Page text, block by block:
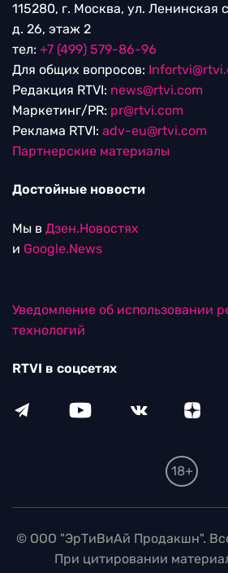
115280, г. Москва, ул. Ленинская
д. 26, этаж 2
тел: +7 (499) 579-86-96
Для общих вопросов:
Редакция RTVI: news@rtvi.com
Маркетинг/PR: pr@rtvi.com
Реклама RTVI: adv-eu@rtvi.com
Партнерские материалы
Достойные новости
Мы в Дзен.Новостях
и Google.News
Уведомление об использовании
технологий
RTVI в соцсетях
18+
© ООО "ЭрТиВиАй Продакшн".
При цитировании